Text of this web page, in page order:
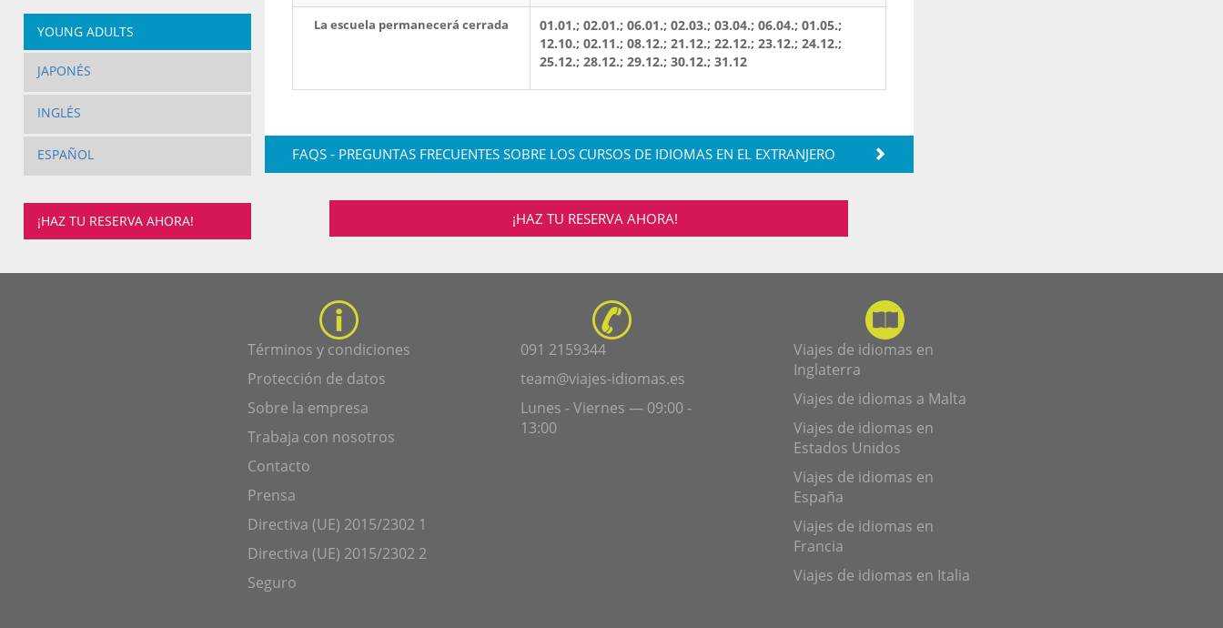
YOUNG ADULTS
JAPONÉS
INGLÉS
ESPAÑOL
¡HAZ TU RESERVA AHORA!
La escuela permanecerá cerrada
01.01.; 02.01.; 06.01.; 02.03.; 03.04.; 06.04.; 01.05.;
12.10.; 02.11.; 08.12.; 21.12.; 22.12.; 23.12.; 24.12.;
25.12.; 28.12.; 29.12.; 30.12.; 31.12
FAQS - PREGUNTAS FRECUENTES SOBRE LOS CURSOS DE IDIOMAS EN EL EXTRANJERO
¡HAZ TU RESERVA AHORA!
Términos y condiciones
Protección de datos
Sobre la empresa
Trabaja con nosotros
Contacto
Prensa
Directiva (UE) 2015/2302 1
Directiva (UE) 2015/2302 2
Seguro
091 2159344
team@viajes-idiomas.es
Lunes - Viernes — 09:00 -
13:00
Viajes de idiomas en
Inglaterra
Viajes de idiomas a Malta
Viajes de idiomas en
Estados Unidos
Viajes de idiomas en
España
Viajes de idiomas en
Francia
Viajes de idiomas en Italia